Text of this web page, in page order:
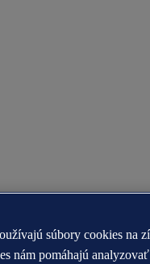
súbory cookies na
nám pomáhajú